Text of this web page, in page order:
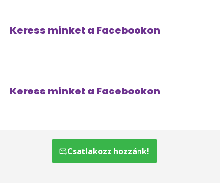
Keress minket a Facebookon
Keress minket a Facebookon
Csatlakozz hozzánk!